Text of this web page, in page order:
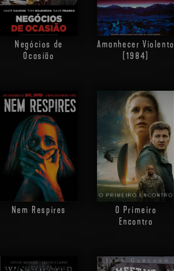
Negócios de
Ocasião
Amanhecer Violento
(1984)
Nem Respires
O Primeiro
Encontro